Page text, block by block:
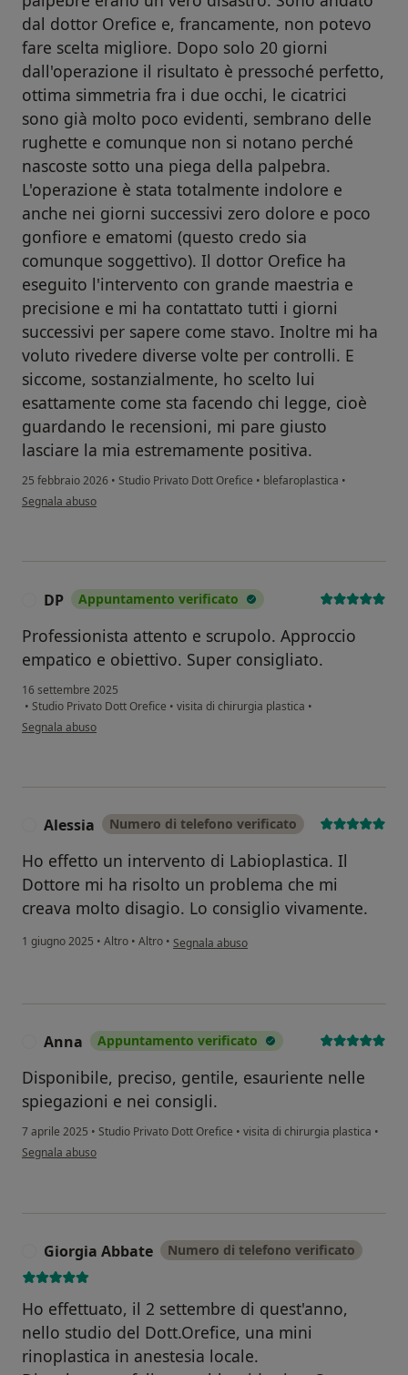
dal dottor Orefice e, francamente, non potevo
fare scelta migliore. Dopo solo 20 giorni
dall'operazione il risultato è pressoché perfetto,
ottima simmetria fra i due occhi, le cicatrici
sono già molto poco evidenti, sembrano delle
rughette e comunque non si notano perché
nascoste sotto una piega della palpebra.
L'operazione è stata totalmente indolore e
anche nei giorni successivi zero dolore e poco
gonfiore e ematomi (questo credo sia
comunque soggettivo). Il dottor Orefice ha
eseguito l'intervento con grande maestria e
precisione e mi ha contattato tutti i giorni
successivi per sapere come stavo. Inoltre mi ha
voluto rivedere diverse volte per controlli. E
siccome, sostanzialmente, ho scelto lui
esattamente come sta facendo chi legge, cioè
guardando le recensioni, mi pare giusto
lasciare la mia estremamente positiva.
25 febbraio 2026 • Studio Privato Dott Orefice • blefaroplastica •
secondo l'opinione dell'utente Corrado
Segnala abuso
DP Appuntamento verificato
Professionista attento e scrupolo. Approccio
empatico e obiettivo. Super consigliato.
16 settembre 2025
• Studio Privato Dott Orefice • visita di chirurgia plastica •
secondo l'opinione dell'utente DP
Segnala abuso
Alessia Numero di telefono verificato
Ho effetto un intervento di Labioplastica. Il
Dottore mi ha risolto un problema che mi
creava molto disagio. Lo consiglio vivamente.
1 giugno 2025 • Altro • Altro • secondo l'opinione dell'utente Alessia
Segnala abuso
Anna Appuntamento verificato
Disponibile, preciso, gentile, esauriente nelle
spiegazioni e nei consigli.
7 aprile 2025 • Studio Privato Dott Orefice • visita di chirurgia plastica •
secondo l'opinione dell'utente Anna
Segnala abuso
Giorgia Abbate Numero di telefono verificato
Ho effettuato, il 2 settembre di quest'anno,
nello studio del Dott.Orefice, una mini
rinoplastica in anestesia locale.